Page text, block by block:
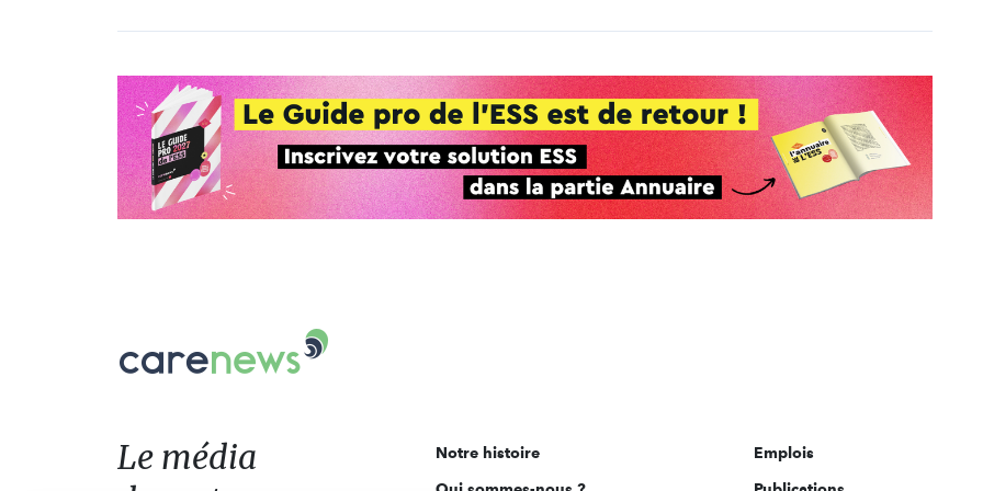
Le
acteurs
de
Le média
Notre histoire Emplois